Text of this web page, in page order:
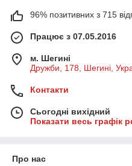
96% позитивних з 715
Працює з 07.05.2016
м. Шегині
Дружби, 178, Шегині,
Контакти
Сьогодні вихідний
Показати весь графік
Про нас